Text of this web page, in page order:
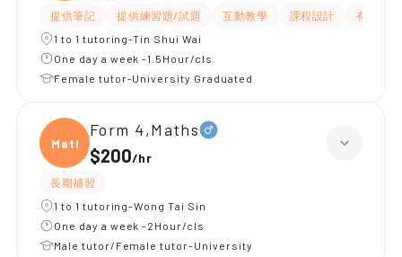
提供筆記 提供練習題/試題 互動教學 課程設計
有耐性
1 to 1 tutoring-Tin Shui Wai
One day a week -1.5Hour/cls
Female tutor-University Graduated
Maths
Form 4,Maths
$200/hr
長期補習
1 to 1 tutoring-Wong Tai Sin
One day a week -2Hour/cls
Male tutor/Female tutor-University